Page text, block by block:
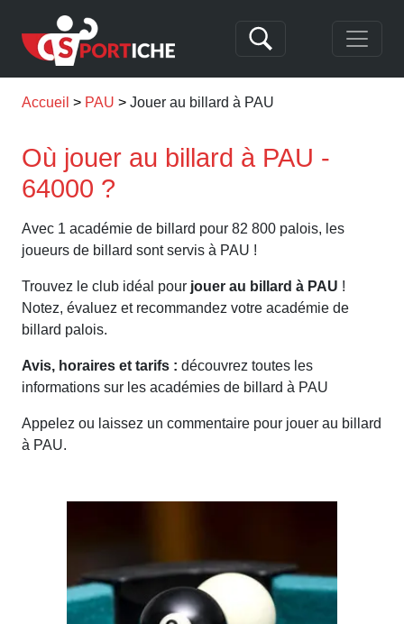
Accueil PAU Jouer au billard à PAU
Où jouer au billard à PAU -
64000 ?
Avec 1 académie de billard pour 82 800 palois, les
joueurs de billard sont servis à PAU !
Trouvez le club idéal pour jouer au billard à PAU !
Notez, évaluez et recommandez votre académie de
billard palois.
Avis, horaires et tarifs : découvrez toutes les
informations sur les académies de billard à PAU
Appelez ou laissez un commentaire pour jouer au billard
à PAU.